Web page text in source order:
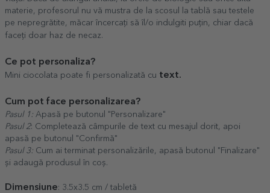
materie, profesorul nu vă mustra de la scosul la tablă sau testele
pe nepregrătite, măcar încercați să îl/o indulgiti puțin, chiar dacă
faceți doar haz de necaz.
Ce pot personaliza?
Mini ciocolata poate fi personalizată cu text.
Cum pot face personalizarea?
Pasul 1: Apasă pe butonul "Personalizare"
Pasul 2: Completează câmpurile de text cu mesajul dorit, apoi
apasă pe butonul "Confirmă"
Pasul 3: Cum ai terminat personalizările, apasă butonul "Finalizare"
și adaugă produsul în coș.
Dimensiune: 3.5x3.5 cm / tabletă